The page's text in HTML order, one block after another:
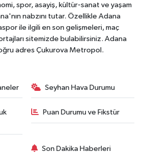
spor, asayiş, kültür-sanat ve yaşam
nabzını tutar. Özellikle Adana
ile ilgili en son gelişmeleri, maç
sitemizde bulabilirsiniz. Adana
adres Çukurova Metropol.
Seyhan Hava Durumu
Puan Durumu ve Fikstür
Son Dakika Haberleri